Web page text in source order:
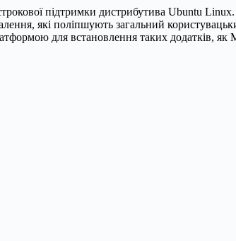
підтримки дистрибутива Ubuntu
які поліпшують загальний
для встановлення таких додатків, як